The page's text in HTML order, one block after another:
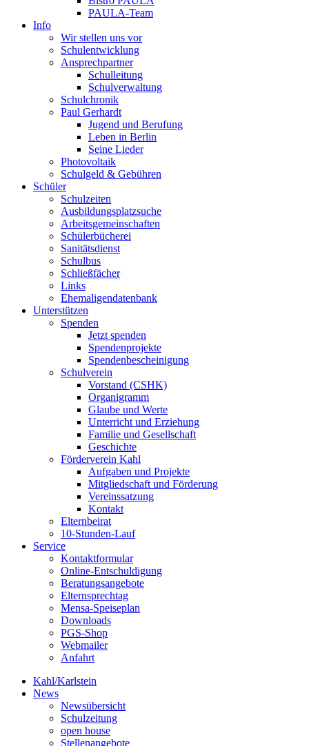
PAULA-Team
Info
Wir stellen uns vor
Schulentwicklung
Ansprechpartner
Schulleitung
Schulverwaltung
Schulchronik
Paul Gerhardt
Jugend und Berufung
Leben in Berlin
Seine Lieder
Photovoltaik
Schulgeld & Gebühren
Schüler
Schulzeiten
Ausbildungsplatzsuche
Arbeitsgemeinschaften
Schülerbücherei
Sanitätsdienst
Schulbus
Schließfächer
Links
Ehemaligendatenbank
Unterstützen
Spenden
Jetzt spenden
Spendenprojekte
Spendenbescheinigung
Schulverein
Vorstand (CSHK)
Organigramm
Glaube und Werte
Unterricht und Erziehung
Familie und Gesellschaft
Geschichte
Förderverein Kahl
Aufgaben und Projekte
Mitgliedschaft und Förderung
Vereinssatzung
Kontakt
Elternbeirat
10-Stunden-Lauf
Service
Kontaktformular
Online-Entschuldigung
Beratungsangebote
Elternsprechtag
Mensa-Speiseplan
Downloads
PGS-Shop
Webmailer
Anfahrt
Kahl/Karlstein
News
Newsübersicht
Schulzeitung
open house
Stellenangebote